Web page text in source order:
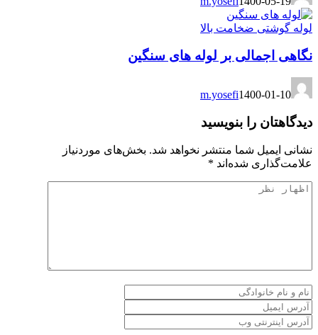
لوله گوشتی ضخامت بالا
نگاهی اجمالی بر لوله های سنگین
m.yosefi1400-01-10
دیدگاهتان را بنویسید
نشانی ایمیل شما منتشر نخواهد شد. بخش‌های موردنیاز
علامت‌گذاری شده‌اند *